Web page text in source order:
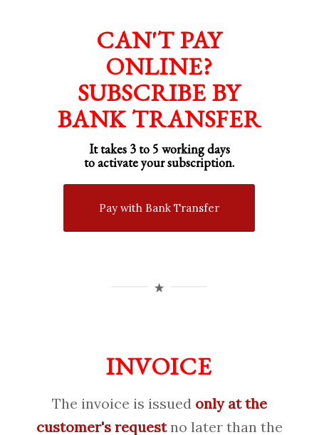
CAN'T PAY
ONLINE?
SUBSCRIBE BY
BANK TRANSFER
It takes 3 to 5 working days
to activate your subscription.
Pay with Bank Transfer
INVOICE
The invoice is issued only at the
customer's requestno later than the